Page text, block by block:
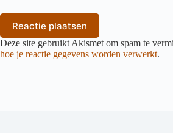
Reactie plaatsen
Deze site gebruikt Akismet om spam te
hoe je reactie gegevens worden verwerkt.